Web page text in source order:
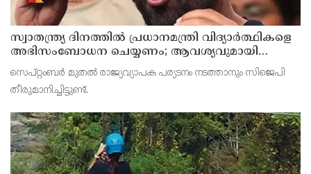
സ്വാതന്ത്ര്യ ദിനത്തില്‍ പ്രധാനമന്ത്രി വിദ്യാര്‍ത്ഥികളെ
അഭിസംബോധന ചെയ്യണം; ആവശ്യവുമായി
അഭിജീത് ദീപ്കെ
സെപ്റ്റംബര്‍ മുതല്‍ രാജ്യവ്യാപക പര്യടനം നടത്താനും സിജെപി
തീരുമാനിച്ചിട്ടുണ്ട്.